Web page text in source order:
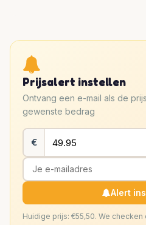
Prijsalert instellen
Ontvang een e-mail als de
gewenste bedrag
€
Alert
Huidige prijs: €55,50. We checken